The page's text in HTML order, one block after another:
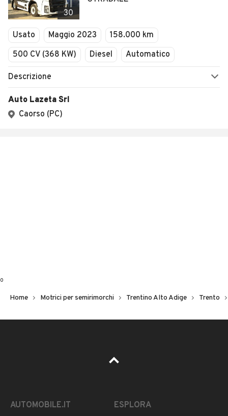
30
Usato Maggio 2023
158.000 km
500 CV (368 KW)
Diesel Automatico
Descrizione
Auto Lazeta Srl
Caorso (PC)
0
Home Motrici per semirimorchi Trentino Alto Adige Trento
AUTOMOBILE.IT
ESPLORA